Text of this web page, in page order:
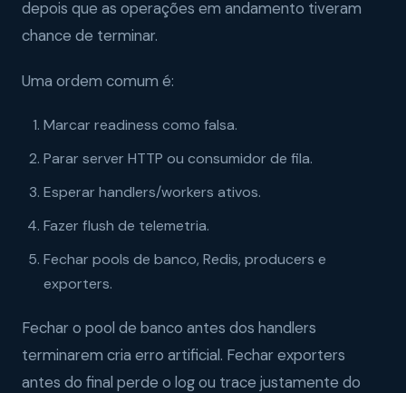
depois que as operações em andamento tiveram
chance de terminar.
Uma ordem comum é:
Marcar readiness como falsa.
Parar server HTTP ou consumidor de fila.
Esperar handlers/workers ativos.
Fazer flush de telemetria.
Fechar pools de banco, Redis, producers e
exporters.
Fechar o pool de banco antes dos handlers
terminarem cria erro artificial. Fechar exporters
antes do final perde o log ou trace justamente do